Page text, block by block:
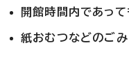
開館時間内であっ
紙おむつなどのごみ